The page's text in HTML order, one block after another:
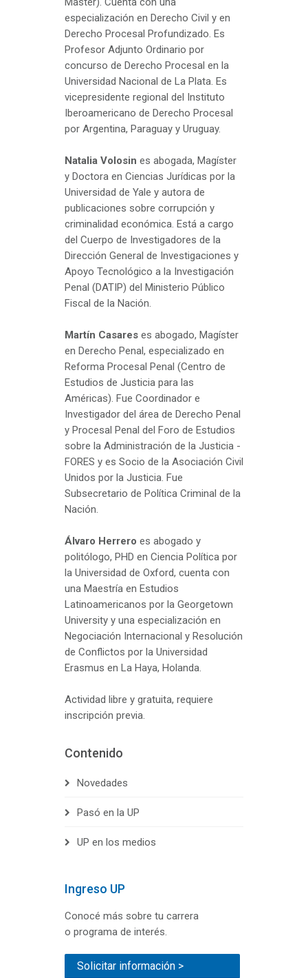
especialización en Derecho Civil y en
Derecho Procesal Profundizado. Es
Profesor Adjunto Ordinario por
concurso de Derecho Procesal en la
Universidad Nacional de La Plata. Es
vicepresidente regional del Instituto
Iberoamericano de Derecho Procesal
por Argentina, Paraguay y Uruguay.
Natalia Volosin es abogada, Magíster
y Doctora en Ciencias Jurídicas por la
Universidad de Yale y autora de
publicaciones sobre corrupción y
criminalidad económica. Está a cargo
del Cuerpo de Investigadores de la
Dirección General de Investigaciones y
Apoyo Tecnológico a la Investigación
Penal (DATIP) del Ministerio Público
Fiscal de la Nación.
Martín Casares es abogado, Magíster
en Derecho Penal, especializado en
Reforma Procesal Penal (Centro de
Estudios de Justicia para las
Américas). Fue Coordinador e
Investigador del área de Derecho Penal
y Procesal Penal del Foro de Estudios
sobre la Administración de la Justicia -
FORES y es Socio de la Asociación Civil
Unidos por la Justicia. Fue
Subsecretario de Política Criminal de la
Nación.
Álvaro Herrero es abogado y
politólogo, PHD en Ciencia Política por
la Universidad de Oxford, cuenta con
una Maestría en Estudios
Latinoamericanos por la Georgetown
University y una especialización en
Negociación Internacional y Resolución
de Conflictos por la Universidad
Erasmus en La Haya, Holanda.
Actividad libre y gratuita, requiere
inscripción previa.
Contenido
Novedades
Pasó en la UP
UP en los medios
Ingreso UP
Conocé más sobre tu carrera
o programa de interés.
Solicitar información >